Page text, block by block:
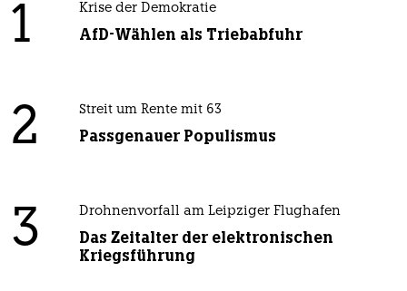
1 Krise der Demokratie
AfD-Wählen als Triebabfuhr
2 Streit um Rente mit 63
Passgenauer Populismus
3 Drohnenvorfall am Leipziger Flughafen
Das Zeitalter der elektronischen
Kriegsführung